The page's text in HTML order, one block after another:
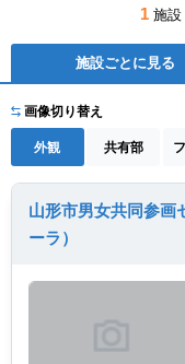
1 施
施設ごとに見る
画像切り替え
外観 共有部
山形市男女共同参画
ーラ）